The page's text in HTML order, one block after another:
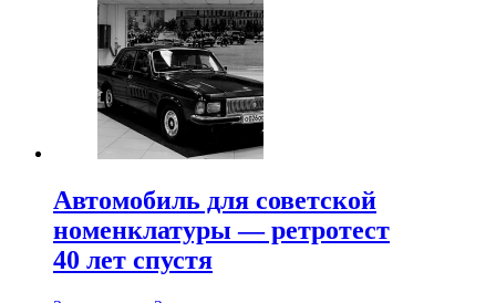
Автомобиль для советской
номенклатуры — ретротест
40 лет спустя